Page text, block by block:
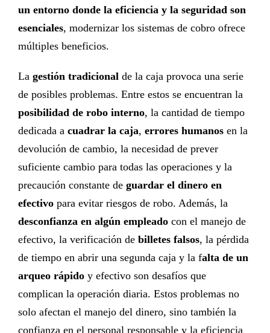
un entorno donde la eficiencia y la seguridad son
esenciales, modernizar los sistemas de cobro ofrece
múltiples beneficios.
La gestión tradicional de la caja provoca una serie
de posibles problemas. Entre estos se encuentran la
posibilidad de robo interno, la cantidad de tiempo
dedicada a cuadrar la caja, errores humanos en la
devolución de cambio, la necesidad de prever
suficiente cambio para todas las operaciones y la
precaución constante de guardar el dinero en
efectivo para evitar riesgos de robo. Además, la
desconfianza en algún empleado con el manejo de
efectivo, la verificación de billetes falsos, la pérdida
de tiempo en abrir una segunda caja y la falta de un
arqueo rápido y efectivo son desafíos que
complican la operación diaria. Estos problemas no
solo afectan el manejo del dinero, sino también la
confianza en el personal responsable y la eficiencia